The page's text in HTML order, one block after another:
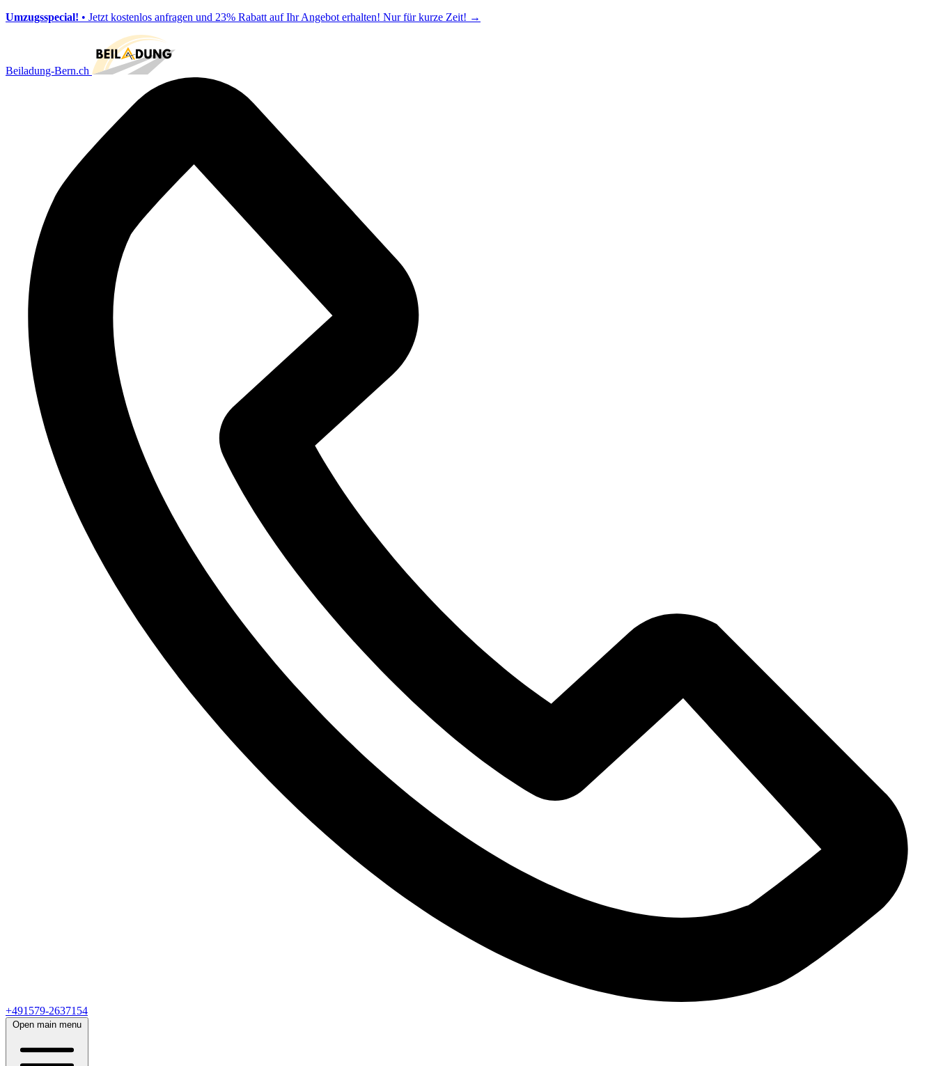
Umzugsspecial! • Jetzt kostenlos anfragen und 23% Rabatt auf Ihr Angebot erhalten! Nur für kurze Zeit! →
Beiladung-Bern.ch
+491579-2637154
Open main menu